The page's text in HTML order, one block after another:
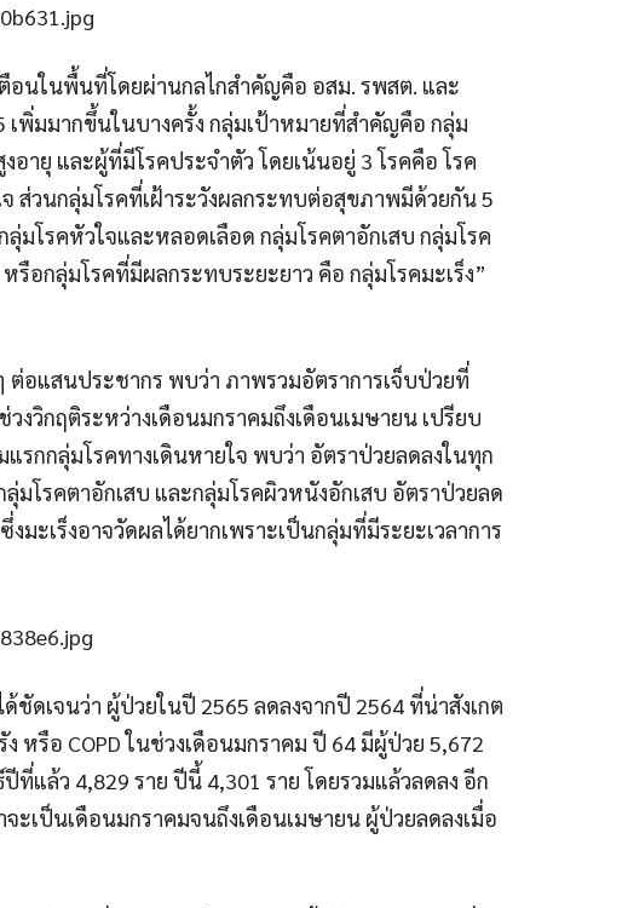
ตือนในพื้นที่โดยผ่านกลไกสำคัญคือ อสม. รพสต. และ
เพิ่มมากขึ้นในบางครั้ง กลุ่มเป้าหมายที่สำคัญคือ กลุ่ม
อายุ และผู้ที่มีโรคประจำตัว โดยเน้นอยู่ 3 โรคคือ โรค
ส่วนกลุ่มโรคที่เฝ้าระวังผลกระทบต่อสุขภาพมีด้วยกัน 5
มโรคหัวใจและหลอดเลือด กลุ่มโรคตาอักเสบ กลุ่มโรค
อกลุ่มโรคที่มีผลกระทบระยะยาว คือ กลุ่มโรคมะเร็ง”
อแสนประชากร พบว่า ภาพรวมอัตราการเจ็บป่วยที่
งวิกฤติระหว่างเดือนมกราคมถึงเดือนเมษายน เปรียบ
รกกลุ่มโรคทางเดินหายใจ พบว่า อัตราป่วยลดลงในทุก
มโรคตาอักเสบ และกลุ่มโรคผิวหนังอักเสบ อัตราป่วยลด
มะเร็งอาจวัดผลได้ยากเพราะเป็นกลุ่มที่มีระยะเวลาการ
ชัดเจนว่า ผู้ป่วยในปี 2565 ลดลงจากปี 2564 ที่น่าสังเกต
หรือ COPD ในช่วงเดือนมกราคม ปี 64 มีผู้ป่วย 5,672
ที่แล้ว 4,829 ราย ปีนี้ 4,301 ราย โดยรวมแล้วลดลง อีก
ะเป็นเดือนมกราคมจนถึงเดือนเมษายน ผู้ป่วยลดลงเมื่อ